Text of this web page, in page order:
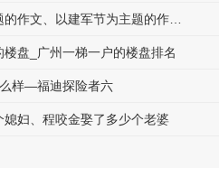
楼盘_广州一梯一户的楼盘排名
样—福迪探险者六
媳妇、程咬金娶了多少个老婆